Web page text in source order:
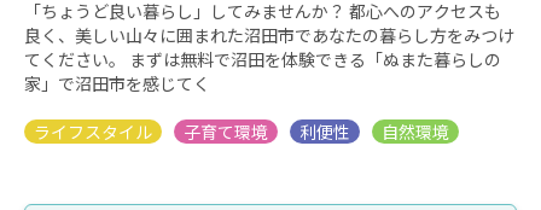
「ちょうど良い暮らし」してみませんか？ 都心へのアクセスも
良く、美しい山々に囲まれた沼田市であなたの暮らし方をみつけ
てください。 まずは無料で沼田を体験できる「ぬまた暮らしの
家」で沼田市を感じてく